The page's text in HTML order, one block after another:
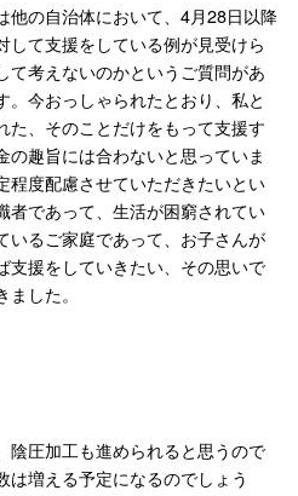
他の自治体において、4月28日以降
して支援をしている例が見受けら
て考えないのかというご質問があ
。今おっしゃられたとおり、私と
た、そのことだけをもって支援す
の趣旨には合わないと思っていま
程度配慮させていただきたいとい
者であって、生活が困窮されてい
いるご家庭であって、お子さんが
支援をしていきたい、その思いで
した。
陰圧加工も進められると思うので
増える予定になるのでしょう